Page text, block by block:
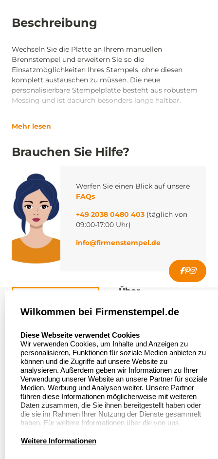
Beschreibung
Wechseln Sie die Platte an Ihrem manuellen
Brennstempel und erweitern Sie so die
Einsatzmöglichkeiten Ihres Stempels, ohne diesen
komplett austauschen zu müssen. Die neue
personalisierbare Stempelplatte besteht aus robustem
Messing und ist dadurch besonders lange haltbar.
Mehr lesen
Brauchen Sie Hilfe?
Werfen Sie einen Blick auf unsere
FAQs
+49 2038 0480 403 (täglich von
09:00-17:00 Uhr)
info@firmenstempel.de
Asterlager Straße 97
47228 Duisburg
Deutschland
Über
Über uns
Bewerten Sie uns
Sitemap
Stempel in
Deutschland
Informationen
Dateivorgaben
Kundenservice
Wilkommen bei Firmenstempel.de
Diese Webseite verwendet Cookies
Wir verwenden Cookies, um Inhalte und Anzeigen zu
personalisieren, Funktionen für soziale Medien anbieten zu
können und die Zugriffe auf unsere Website zu
analysieren. Außerdem geben wir Informationen zu Ihrer
Verwendung unserer Website an unsere Partner für soziale
Medien, Werbung und Analysen weiter. Unsere Partner
führen diese Informationen möglicherweise mit weiteren
Daten zusammen, die Sie ihnen bereitgestellt haben oder
die sie im Rahmen Ihrer Nutzung der Dienste gesammelt
haben. Für weitere Informationen über die von uns
Datenschutzerklärung.
Weitere Informationen